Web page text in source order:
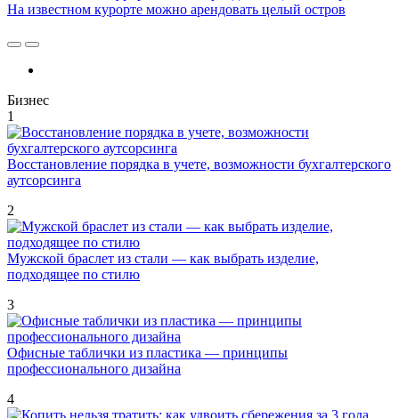
На известном курорте можно арендовать целый остров
Бизнес
1
Восстановление порядка в учете, возможности бухгалтерского
аутсорсинга
2
Мужской браслет из стали — как выбрать изделие,
подходящее по стилю
3
Офисные таблички из пластика — принципы
профессионального дизайна
4